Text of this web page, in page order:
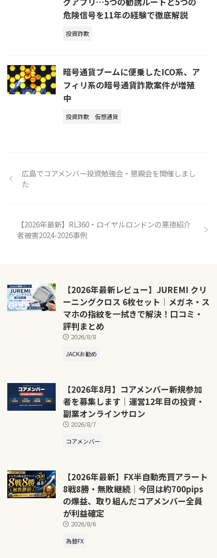
危険信号を11年の経験で徹底解説
投資詐欺
暗号通貨ブームに便乗したICO系、ア
フィリ系の暗号通貨詐欺案件が増殖
中
投資詐欺 仮想通貨
広島でコアメンバー投資勉強会・懇親会を開催しまし
た
【2026年最新】RL360・ロイヤルロンドンの悪徳紹介
者被害2024-2026事例
【2026年最新レビュー】JUREMI クリ
ーニングクロス 6枚セット｜メガネ・ス
マホの指紋を一拭きで解決！口コミ・
評判まとめ
2026/8/8
JACKお勧め
【2026年8月】コアメンバー新規参加
者を募集します｜運営12年目の投資・
副業オンラインサロン
2026/8/7
コアメンバー
【2026年最新】FX半自動売買アラート
8戦8勝・無敗継続｜今回は約700pips
の爆益、取り組んだコアメンバー全員
が利益確定
2026/8/6
為替FX